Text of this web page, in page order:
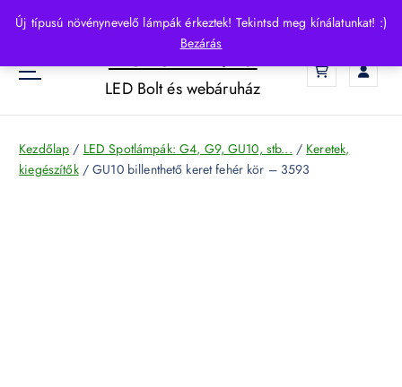
Új típusú növénynevelő lámpák érkeztek! Tekintsd meg kínálatunkat! :)
Bezárás
p
o
HelloLED.hu
LED Bolt és webáruház
Kezdőlap / LED Spotlámpák: G4, G9, GU10, stb... / Keretek,
kiegészítők/ GU10 billenthető keret fehér kör – 3593